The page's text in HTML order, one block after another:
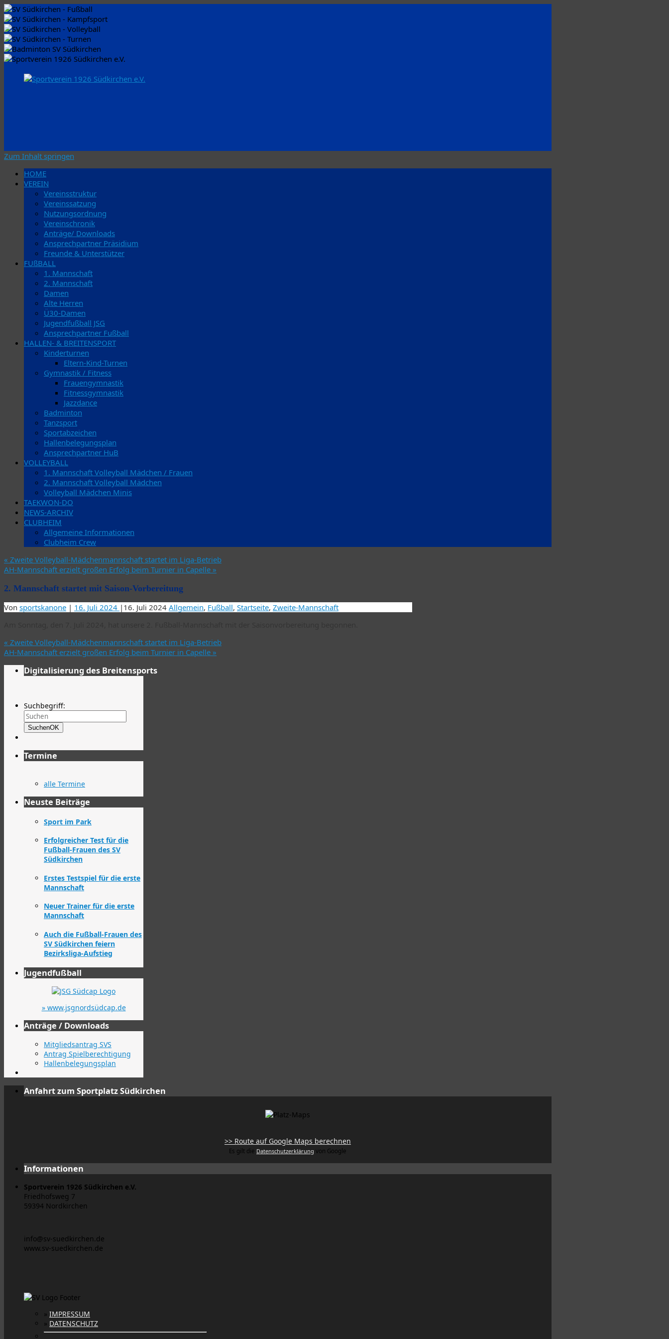
Zum Inhalt springen
HOME
VEREIN
Vereinsstruktur
Vereinssatzung
Nutzungsordnung
Vereinschronik
Anträge/ Downloads
Ansprechpartner Präsidium
Freunde & Unterstützer
FUßBALL
1. Mannschaft
2. Mannschaft
Damen
Alte Herren
Ü30-Damen
Jugendfußball JSG
Ansprechpartner Fußball
HALLEN- & BREITENSPORT
Kinderturnen
Eltern-Kind-Turnen
Gymnastik / Fitness
Frauengymnastik
Fitnessgymnastik
Jazzdance
Badminton
Tanzsport
Sportabzeichen
Hallenbelegungsplan
Ansprechpartner HuB
VOLLEYBALL
1. Mannschaft Volleyball Mädchen / Frauen
2. Mannschaft Volleyball Mädchen
Volleyball Mädchen Minis
TAEKWON-DO
NEWS-ARCHIV
CLUBHEIM
Allgemeine Informationen
Clubheim Crew
« Zweite Volleyball-Mädchenmannschaft startet im Liga-Betrieb
AH-Mannschaft erzielt großen Erfolg beim Turnier in Capelle »
2. Mannschaft startet mit Saison-Vorbereitung
Von sportskanone | 16. Juli 2024 | 16. Juli 2024 Allgemein, Fußball, Startseite, Zweite-Mannschaft
« Zweite Volleyball-Mädchenmannschaft startet im Liga-Betrieb
AH-Mannschaft erzielt großen Erfolg beim Turnier in Capelle »
Digitalisierung des Breitensports
Suchbegriff:
SuchenOK
Termine
alle Termine
Neuste Beiträge
Sport im Park
Erfolgreicher Test für die
Fußball-Frauen des SV
Südkirchen
Erstes Testspiel für die erste
Mannschaft
Neuer Trainer für die erste
Mannschaft
Auch die Fußball-Frauen des
SV Südkirchen feiern
Bezirksliga-Aufstieg
Jugendfußball
» www.jsgnordsüdcap.de
Anträge / Downloads
Mitgliedsantrag SVS
Antrag Spielberechtigung
Hallenbelegungsplan
Anfahrt zum Sportplatz Südkirchen
>> Route auf Google Maps berechnen
Es gilt die Datenschutzerklärung von Google
Informationen
Sportverein 1926 Südkirchen e.V.
Friedhofsweg 7
59394 Nordkirchen
info@sv-suedkirchen.de
www.sv-suedkirchen.de
» IMPRESSUM
» DATENSCHUTZ